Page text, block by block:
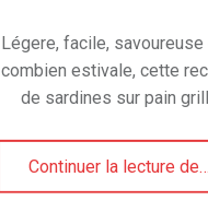
Légere, facile, savoureuse
combien estivale, cette
de sardines sur pain
Continuer la lecture de…